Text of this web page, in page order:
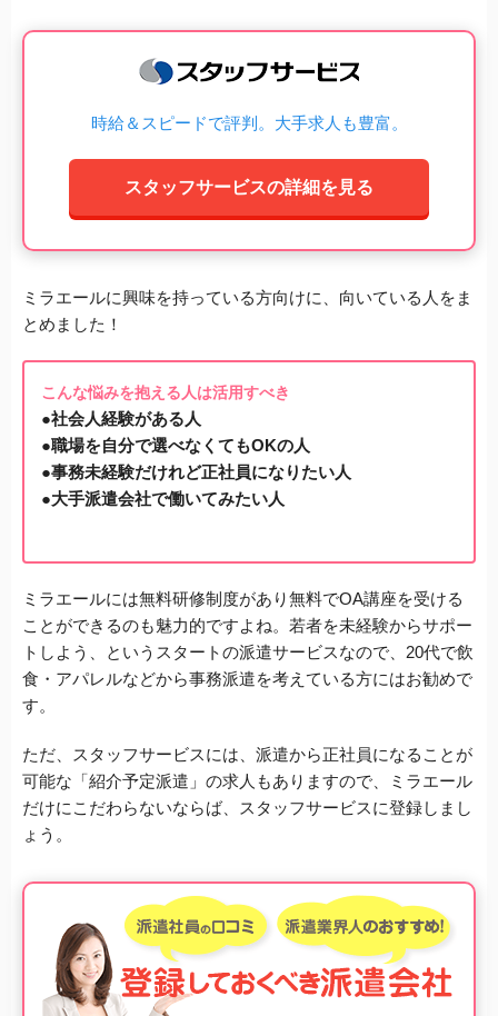
時給＆スピードで評判。大手求人も豊富。
スタッフサービスの詳細を見る
ミラエールに興味を持っている方向けに、向いている人をま
とめました！
こんな悩みを抱える人は活用すべき
●社会人経験がある人
●職場を自分で選べなくてもOKの人
●事務未経験だけれど正社員になりたい人
●大手派遣会社で働いてみたい人
ミラエールには無料研修制度があり無料でOA講座を受ける
ことができるのも魅力的ですよね。若者を未経験からサポー
トしよう、というスタートの派遣サービスなので、20代で飲
食・アパレルなどから事務派遣を考えている方にはお勧めで
す。
ただ、スタッフサービスには、派遣から正社員になることが
可能な「紹介予定派遣」の求人もありますので、ミラエール
だけにこだわらないならば、スタッフサービスに登録しまし
ょう。